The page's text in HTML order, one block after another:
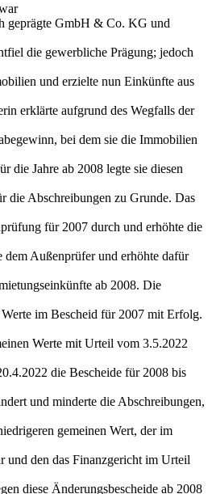
geprägte GmbH & Co. KG und
die gewerbliche Prägung; jedoch
und erzielte nun Einkünfte aus
erklärte aufgrund des Wegfalls der
bei dem sie die Immobilien
die Jahre ab 2008 legte sie diesen
die Abschreibungen zu Grunde. Das
für 2007 durch und erhöhte die
dem Außenprüfer und erhöhte dafür
ab 2008. Die
im Bescheid für 2007 mit Erfolg.
Werte mit Urteil vom 3.5.2022
die Bescheide für 2008 bis
und minderte die Abschreibungen,
gemeinen Wert, der im
und den das Finanzgericht im Urteil
diese Änderungsbescheide ab 2008